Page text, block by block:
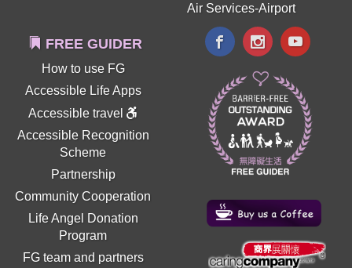
Air Services-Airport
FREE GUIDER
How to use FG
Accessible Life Apps
Accessible travel
Accessible Recognition
Scheme
Partnership
Community Cooperation
Life Angel Donation
Program
FG team and partners